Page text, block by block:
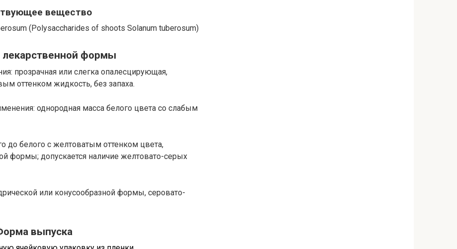
вещество
(Polysaccharides of shoots Solanum tuberosum)
лекарственной формы
прозрачная или слегка опалесцирующая,
оттенком жидкость, без запаха.
однородная масса белого цвета со слабым
до белого с желтоватым оттенком цвета,
формы; допускается наличие желтовато-серых
или конусообразной формы, серовато-
выпуска